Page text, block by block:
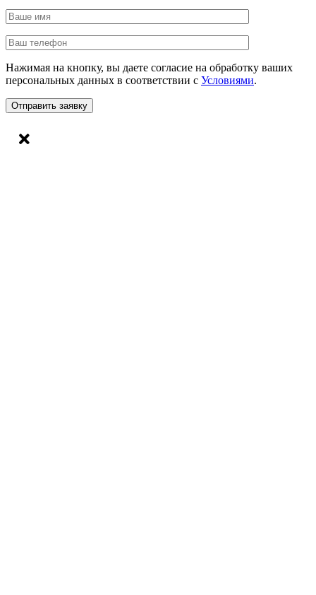
Нажимая на кнопку, вы даете согласие на обработку ваших
персональных данных в соответствии с Условиями.